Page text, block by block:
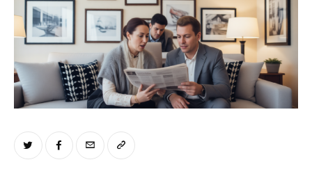
Climate
Markets
Tech
Shop